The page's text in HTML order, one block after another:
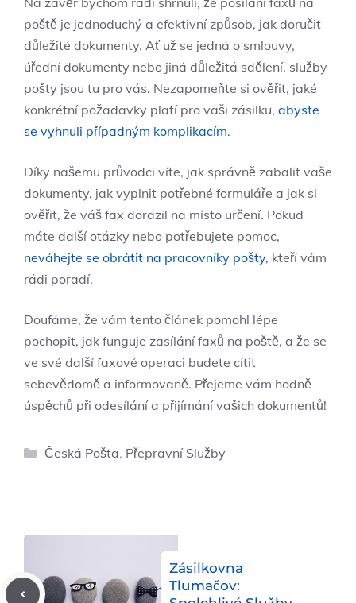
poště je jednoduchý a efektivní způsob, jak doručit
důležité dokumenty. Ať už se jedná o smlouvy,
úřední dokumenty nebo jiná důležitá sdělení, služby
pošty jsou tu pro vás. Nezapomeňte si ověřit, jaké
konkrétní požadavky platí pro vaši zásilku, abyste
se vyhnuli případným komplikacím.
Díky našemu průvodci víte, jak správně zabalit vaše
dokumenty, jak vyplnit potřebné formuláře a jak si
ověřit, že váš fax dorazil na místo určení. Pokud
máte další otázky nebo potřebujete pomoc,
neváhejte se obrátit na pracovníky pošty, kteří vám
rádi poradí.
Doufáme, že vám tento článek pomohl lépe
pochopit, jak funguje zasílání faxů na poště, a že se
ve své další faxové operaci budete cítit
sebevědomě a informovaně. Přejeme vám hodně
úspěchů při odesílání a přijímání vašich dokumentů!
Rubriky
Česká Pošta, Přepravní Služby
Zásilkovna
Tlumačov: